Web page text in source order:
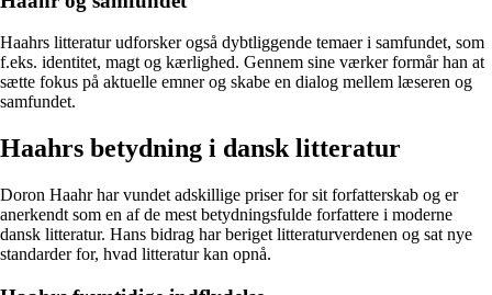
Haahrs litteratur udforsker også dybtliggende temaer i samfundet, som
f.eks. identitet, magt og kærlighed. Gennem sine værker formår han at
sætte fokus på aktuelle emner og skabe en dialog mellem læseren og
samfundet.
Haahrs betydning i dansk litteratur
Doron Haahr har vundet adskillige priser for sit forfatterskab og er
anerkendt som en af de mest betydningsfulde forfattere i moderne
dansk litteratur. Hans bidrag har beriget litteraturverdenen og sat nye
standarder for, hvad litteratur kan opnå.